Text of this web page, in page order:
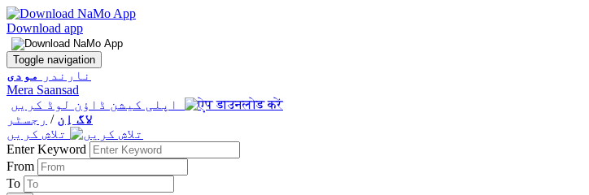
Download app
Toggle navigation
نارندر
مودی
Mera Saansad
اپلی کیشن ڈاؤن لوڈ کریں
لاگ اِن / رجسٹر
Enter Keyword
From
To